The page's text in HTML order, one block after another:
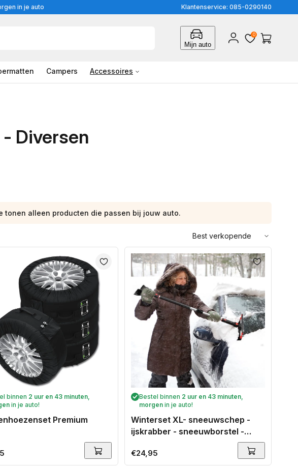
in je auto Klantenservice: 085-0290140
Mijn auto
Inloggen 0
Winkelwagen
Campers Accessoires
Diversen
tonen alleen producten die passen bij jouw auto.
Sorteer
op:
binnen 2 uur en 43 minuten,
in je auto!
Premium
Bestel binnen 2 uur en 43 minuten,
morgen in je auto!
Winterset XL- sneeuwschep -
ijskrabber - sneeuwborstel -
trekker - teleschopische steel
Normale
prijs
€24,95